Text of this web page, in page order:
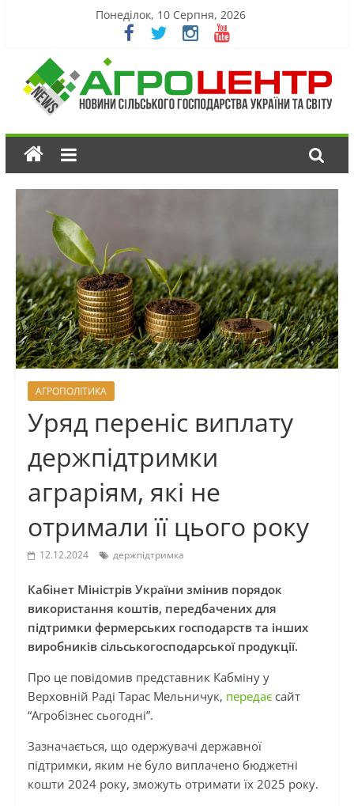
Понеділок, 10 Серпня, 2026
АГРОПОЛІТИКА
Уряд переніс виплату
держпідтримки
аграріям, які не
отримали її цього року
12.12.2024 держпідтримка
Кабінет Міністрів України змінив порядок
використання коштів, передбачених для
підтримки фермерських господарств та інших
виробників сільськогосподарської продукції.
Про це повідомив представник Кабміну у
Верховній Раді Тарас Мельничук, передаєсайт
“Агробізнес сьогодні”.
Зазначається, що одержувачі державної
підтримки, яким не було виплачено бюджетні
кошти 2024 року, зможуть отримати їх 2025 року.